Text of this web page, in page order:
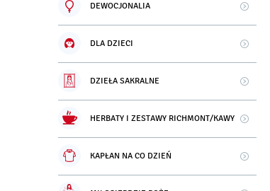
DEWOCJONALIA
DLA DZIECI
DZIEŁA SAKRALNE
HERBATY I ZESTAWY RICHMONT/KAWY
KAPŁAN NA CO DZIEŃ